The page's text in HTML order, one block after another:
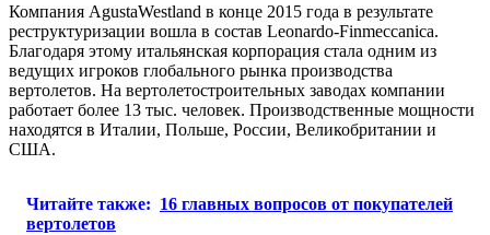
Компания AgustaWestland в конце 2015 года в результате
реструктуризации вошла в состав Leonardo-Finmeccanica.
Благодаря этому итальянская корпорация стала одним из
ведущих игроков глобального рынка производства
вертолетов. На вертолетостроительных заводах компании
работает более 13 тыс. человек. Производственные мощности
находятся в Италии, Польше, России, Великобритании и
США.
Читайте также: 16 главных вопросов от покупателей
вертолетов